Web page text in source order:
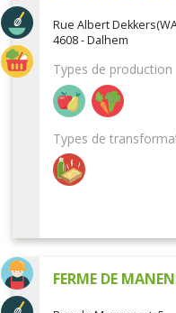
Rue Albert
4608 - Dalhem
Types de production
Types de
FERME DE